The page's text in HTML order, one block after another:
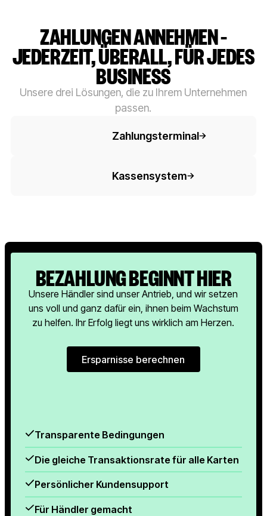
ZAHLUNGEN ANNEHMEN –
JEDERZEIT, ÜBERALL, FÜR JEDES
BUSINESS
Unsere drei Lösungen, die zu Ihrem Unternehmen
passen.
Zahlungsterminal
Kassensystem
BEZAHLUNG BEGINNT HIER
Unsere Händler sind unser Antrieb, und wir setzen
uns voll und ganz dafür ein, ihnen beim Wachstum
zu helfen. Ihr Erfolg liegt uns wirklich am Herzen.
Ersparnisse berechnen
Ersparnisse berechnen
Transparente Bedingungen
Die gleiche Transaktionsrate für alle Karten
Persönlicher Kundensupport
Für Händler gemacht